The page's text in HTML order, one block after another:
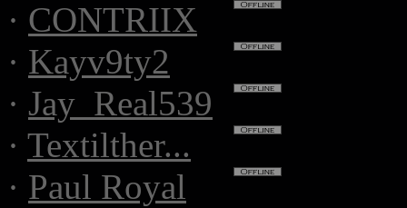
· CONTRIIX
· Kayv9ty2
· Jay_Real539
· Textilther...
· Paul Royal